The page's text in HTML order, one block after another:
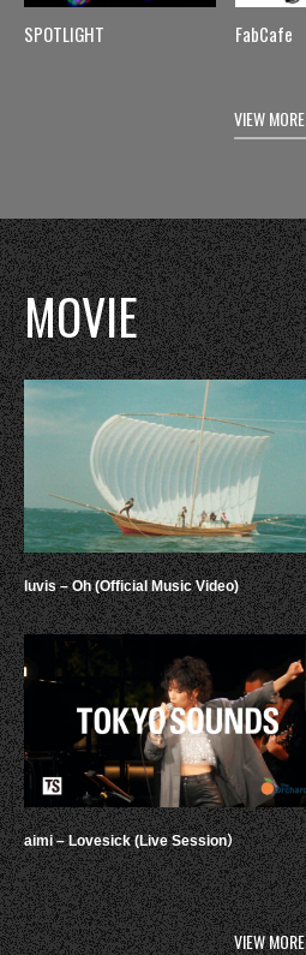
SPOTLIGHT FabCafe
VIEW MORE
MOVIE
luvis – Oh (Official Music Video)
aimi – Lovesick (Live Session）
VIEW MORE